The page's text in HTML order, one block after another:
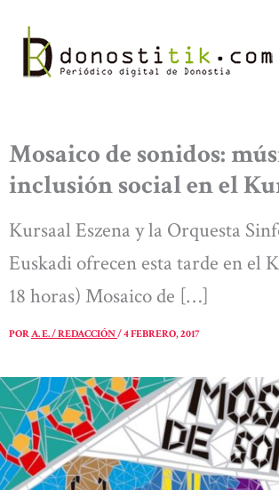
contenido
Mosaico de sonidos:
inclusión social en el
Kursaal Eszena y la Orquesta
Euskadi ofrecen esta tarde en el
18 horas) Mosaico de […]
PORA. E. / REDACCIÓN/4 FEBRERO, 2017